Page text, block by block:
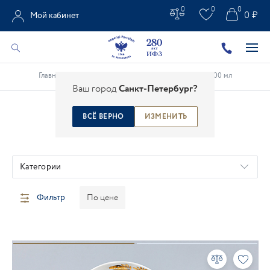
Ваш городСанкт-Петербург?
ВСЁ ВЕРНО ИЗМЕНИТЬ
Мой кабинет
0 0 0 ₽
0
Главная Чашки 100 мл
ЧАШКИ 100 МЛ
Категории
Фильтр По цене